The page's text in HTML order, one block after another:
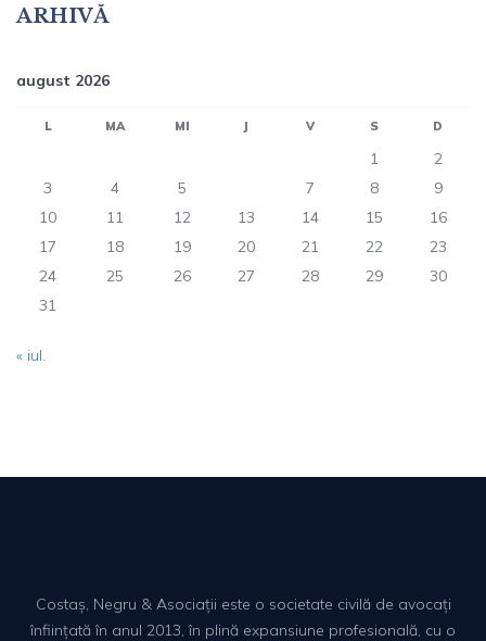
ARHIVĂ
august 2026
L MA MI J V S D
1
2
3
4 5 7 8
9
10
11 12 13 14 15
16
17
18 19 20 21 22
23
24
25 26 27 28 29
30
31
« iul.
Costaș, Negru & Asociații este o societate civilă de avocați
înființată în anul 2013, în plină expansiune profesională, cu o